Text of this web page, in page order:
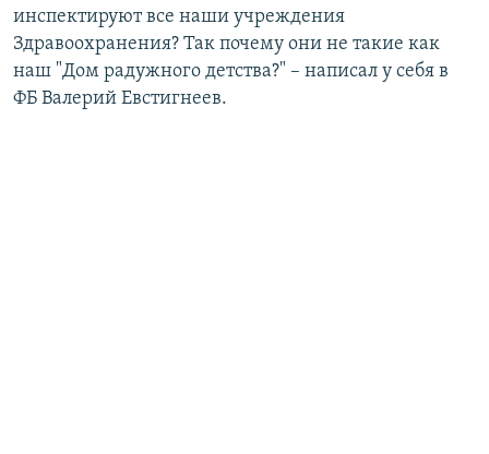
инспектируют все наши учреждения
Здравоохранения? Так почему они не такие как
наш "Дом радужного детства?" – написал у себя в
ФБ Валерий Евстигнеев.